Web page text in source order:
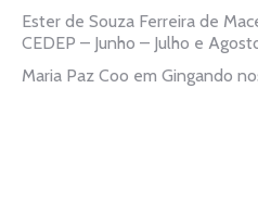
Ester de Souza Ferreira de
CEDEP – Junho – Julho e
Maria Paz Coo em Gingando